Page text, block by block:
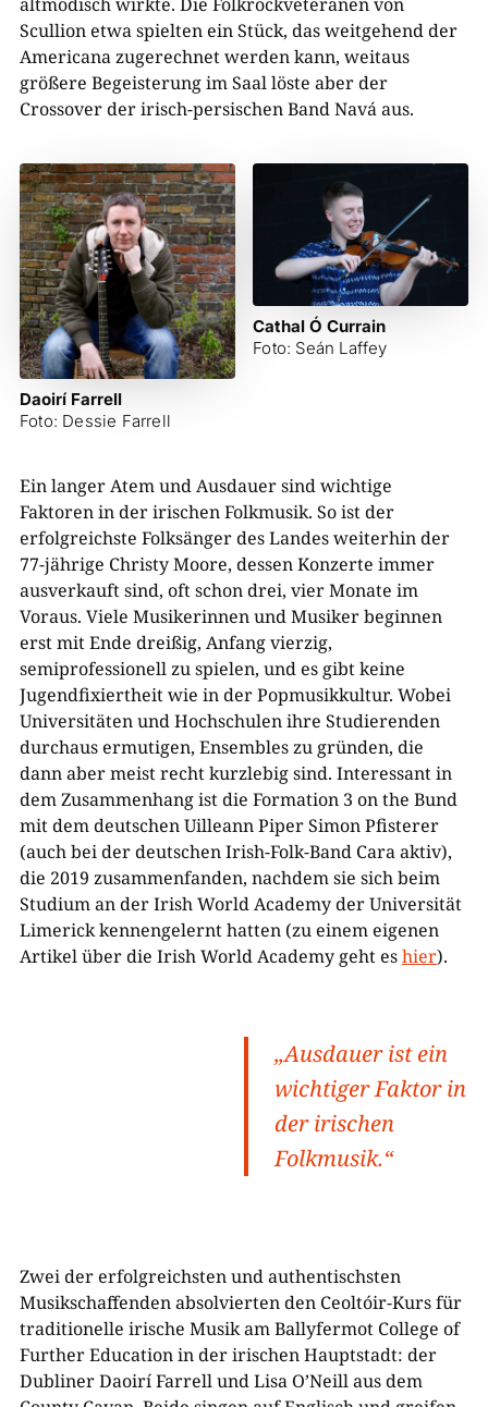
Scullion etwa spielten ein Stück, das weitgehend der
Americana zugerechnet werden kann, weitaus
größere Begeisterung im Saal löste aber der
Crossover der irisch-persischen Band Navá aus.
Daoirí Farrell
Foto: Dessie Farrell
Cathal Ó Currain
Foto: Seán Laffey
Ein langer Atem und Ausdauer sind wichtige
Faktoren in der irischen Folkmusik. So ist der
erfolgreichste Folksänger des Landes weiterhin der
77-jährige Christy Moore, dessen Konzerte immer
ausverkauft sind, oft schon drei, vier Monate im
Voraus. Viele Musikerinnen und Musiker beginnen
erst mit Ende dreißig, Anfang vierzig,
semiprofessionell zu spielen, und es gibt keine
Jugendfixiertheit wie in der Popmusikkultur. Wobei
Universitäten und Hochschulen ihre Studierenden
durchaus ermutigen, Ensembles zu gründen, die
dann aber meist recht kurzlebig sind. Interessant in
dem Zusammenhang ist die Formation 3 on the Bund
mit dem deutschen Uilleann Piper Simon Pfisterer
(auch bei der deutschen Irish-Folk-Band Cara aktiv),
die 2019 zusammenfanden, nachdem sie sich beim
Studium an der Irish World Academy der Universität
Limerick kennengelernt hatten (zu einem eigenen
Artikel über die Irish World Academy geht eshier).
„Ausdauer ist ein
wichtiger Faktor in
der irischen
Folkmusik.“
Zwei der erfolgreichsten und authentischsten
Musikschaffenden absolvierten den Ceoltóir-Kurs für
traditionelle irische Musik am Ballyfermot College of
Further Education in der irischen Hauptstadt: der
Dubliner Daoirí Farrell und Lisa O’Neill aus dem